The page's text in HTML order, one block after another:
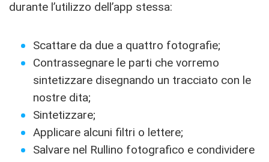
durante l’utilizzo dell’app stessa:
Scattare da due a quattro fotografie;
Contrassegnare le parti che vorremo
sintetizzare disegnando un tracciato con le
nostre dita;
Sintetizzare;
Applicare alcuni filtri o lettere;
Salvare nel Rullino fotografico e condividere